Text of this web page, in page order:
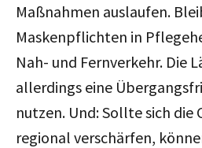
Maßnahmen auslaufen.
Maskenpflichten in
Nah- und Fernverkehr. Die
allerdings eine
nutzen. Und: Sollte sich die
regional verschärfen,